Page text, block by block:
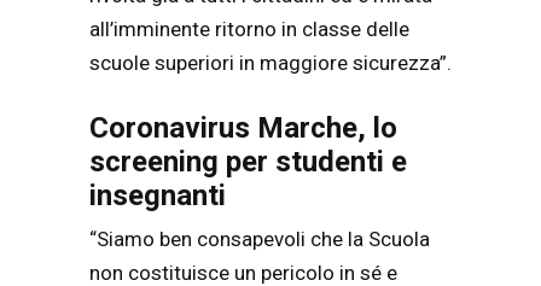
all’imminente ritorno in classe delle
scuole superiori in maggiore sicurezza”.
Coronavirus Marche, lo
screening per studenti e
insegnanti
“Siamo ben consapevoli che la Scuola
non costituisce un pericolo in sé e